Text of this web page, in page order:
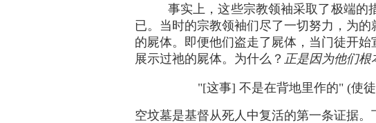
事实上，这些宗教领袖采取了极端的
已。当时的宗教领袖们尽了一切努力，为
的屍体。即便他们盗走了屍体，当门徒开
展示过祂的屍体。为什么？ 正是因为他们根
"[这事] 不是在背地里作的" (使徒
空坟墓是基督从死人中复活的第一条证据。